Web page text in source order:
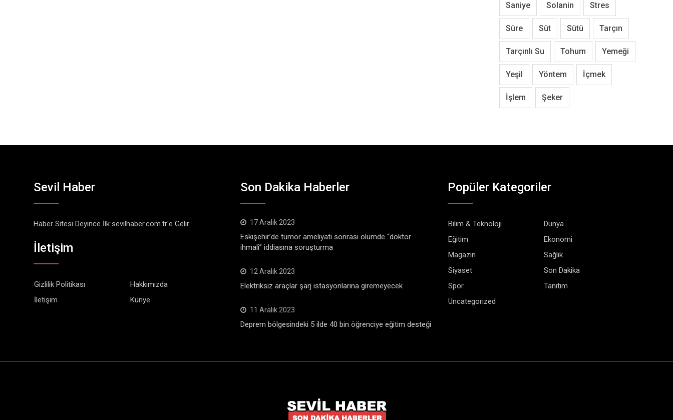
Saniye Solanin Stres
Süre Süt Sütü Tarçın
Tarçınlı Su Tohum Yemeği
Yeşil Yöntem İçmek
İşlem Şeker
Sevil Haber
Haber Sitesi Deyince İlk sevilhaber.com.tr'e Gelir...
İletişim
Gizlilik Politikası
Hakkımızda
İletişim
Künye
Son Dakika Haberler
17 Aralık 2023
Eskişehir’de tümör ameliyatı sonrası ölümde “doktor
ihmali” iddiasına soruşturma
12 Aralık 2023
Elektriksiz araçlar şarj istasyonlarına giremeyecek
11 Aralık 2023
Deprem bölgesindeki 5 ilde 40 bin öğrenciye eğitim desteği
Popüler Kategoriler
Bilim & Teknoloji
Dünya
Eğitim
Ekonomi
Magazin
Sağlık
Siyaset
Son Dakika
Spor
Tanıtım
Uncategorized